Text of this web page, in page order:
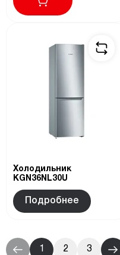
Холодильник
KGN36NL30U
Подробнее
1 2 3